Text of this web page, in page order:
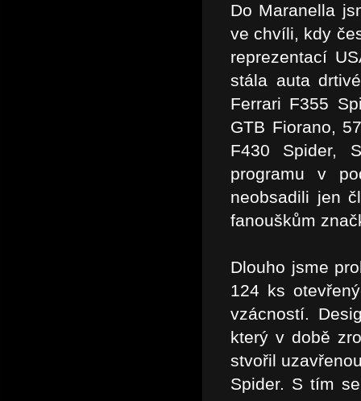
Do Maranella
ve chvíli, kdy
reprezentací
stála auta
Ferrari F355
GTB Fiorano,
F430 Spider,
programu v
neobsadili jen
fanouškům
Dlouho jsme
124 ks
vzácností.
který v době
stvořil
Spider. S tím